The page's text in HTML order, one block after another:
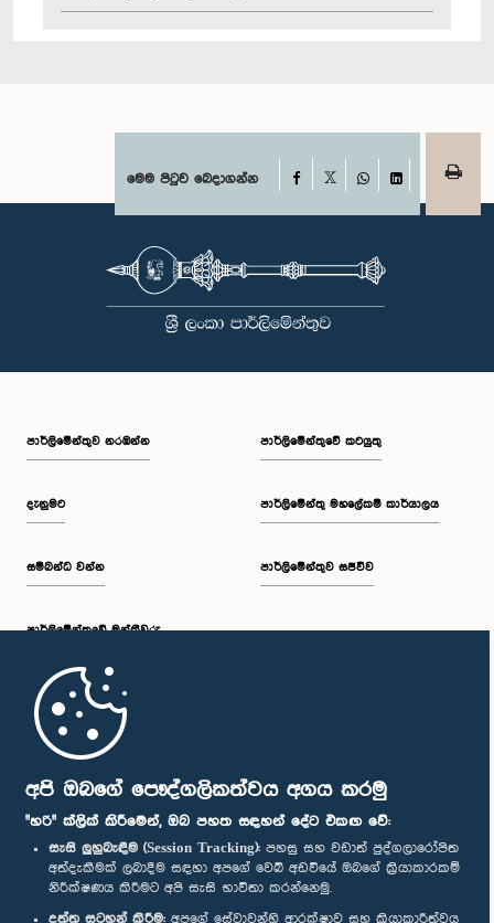
අපි ඔබගේ පෞද්ගලිකත්වය අගය කරමු
"හරි" ක්ලික් කිරීමෙන්, ඔබ පහත සඳහන් දේට එකඟ වේ:
සැසි ලුහුබැඳීම (Session Tracking): පහසු සහ වඩාත් පුද්ගලාරෝපිත
අත්දැකීමක් ලබාදීම සඳහා අපගේ වෙබ් අඩවියේ ඔබගේ ක්‍රියාකාරකම්
නිරීක්ෂණය කිරීමට අපි සැසි භාවිතා කරන්නෙමු.
දත්ත සටහන් කිරීම: අපගේ සේවාවන්හි ආරක්ෂාව සහ ක්‍රියාකාරීත්වය
මෙම පිටුව බෙදාගන්න Facebook
WhatsAppLinkedIn
පාර්ලි‌මේන්තුව නරඹන්න
දැනුමට
සම්බන්ධ වන්න
පාර්ලි‌මේන්තුවේ මන්ත්‍රීවරු
මුල් පිටුව
පාර්ලිමේන්තුවේ කටයුතු
පාර්ලිමේන්තු මහලේකම් කාර්යාලය
පාර්ලිමේන්තුව සජීවීව
පාර්ලිමේන්තු ජංගම යෙදුම
අප හා සම්බන්ධ වී සිටින්න :